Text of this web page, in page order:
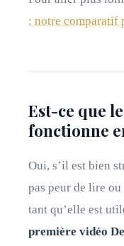
: notre comparatif
Est-ce que
fonctionne
Oui, s’il est bien
pas peur de lire
tant qu’elle est
première vidéo